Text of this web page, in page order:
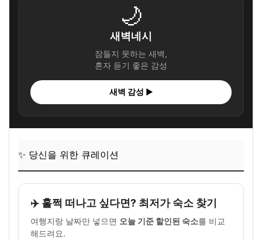
🌙
새벽네시
잠들지 못하는 새벽,
혼자 듣기 좋은 감성
새벽 감성 ▶
✨ 당신을 위한 큐레이션
✈️ 훌쩍 떠나고 싶다면? 최저가 숙소 찾기
여행지랑 날짜만 넣으면 오늘 기준 할인된 숙소를 비교
해드려요.